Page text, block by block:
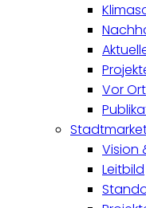
Vor
Vision
Leitbild